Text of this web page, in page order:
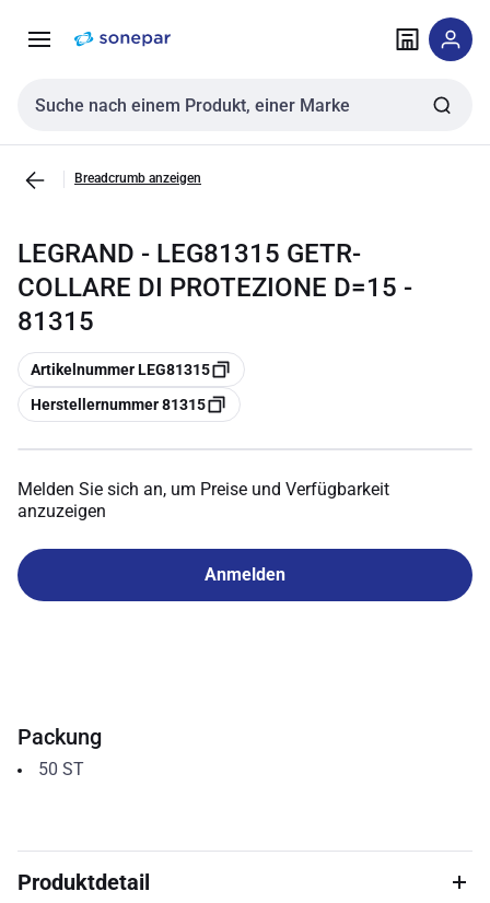
NavigationInhalt
Sucheingabe
Breadcrumb anzeigen
LEGRAND - LEG81315 GETR-
COLLARE DI PROTEZIONE D=15 -
81315
Kopieren
Artikelnummer LEG81315
Kopieren
Herstellernummer 81315
Melden Sie sich an, um Preise und Verfügbarkeit
anzuzeigen
Anmelden
Packung
50 ST
Produktdetail